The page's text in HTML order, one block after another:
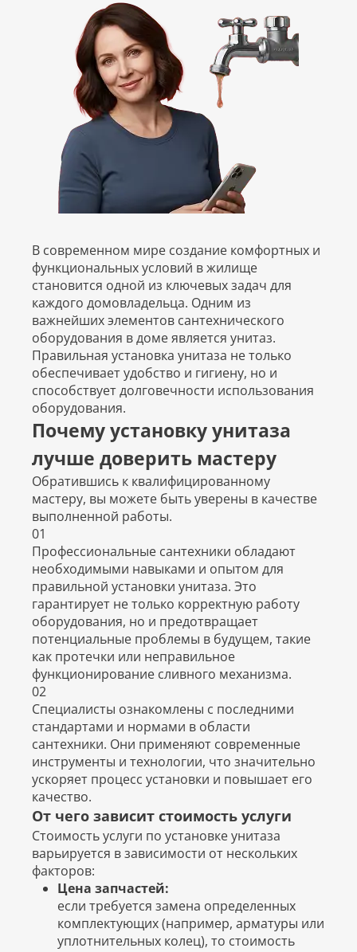
В современном мире создание комфортных и
функциональных условий в жилище
становится одной из ключевых задач для
каждого домовладельца. Одним из
важнейших элементов сантехнического
оборудования в доме является унитаз.
Правильная установка унитаза не только
обеспечивает удобство и гигиену, но и
способствует долговечности использования
оборудования.
Почему установку унитаза
лучше доверить мастеру
Обратившись к квалифицированному
мастеру, вы можете быть уверены в качестве
выполненной работы.
01
Профессиональные сантехники обладают
необходимыми навыками и опытом для
правильной установки унитаза. Это
гарантирует не только корректную работу
оборудования, но и предотвращает
потенциальные проблемы в будущем, такие
как протечки или неправильное
функционирование сливного механизма.
02
Специалисты ознакомлены с последними
стандартами и нормами в области
сантехники. Они применяют современные
инструменты и технологии, что значительно
ускоряет процесс установки и повышает его
качество.
От чего зависит стоимость услуги
Стоимость услуги по установке унитаза
варьируется в зависимости от нескольких
факторов:
Цена запчастей:
если требуется замена определенных
комплектующих (например, арматуры или
уплотнительных колец), то стоимость